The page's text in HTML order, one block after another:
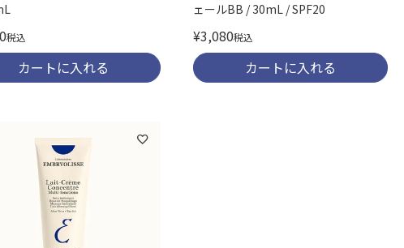
税込
カートに入れる
ェールBB / 30mL / SPF20
¥3,080税込
カートに入れる